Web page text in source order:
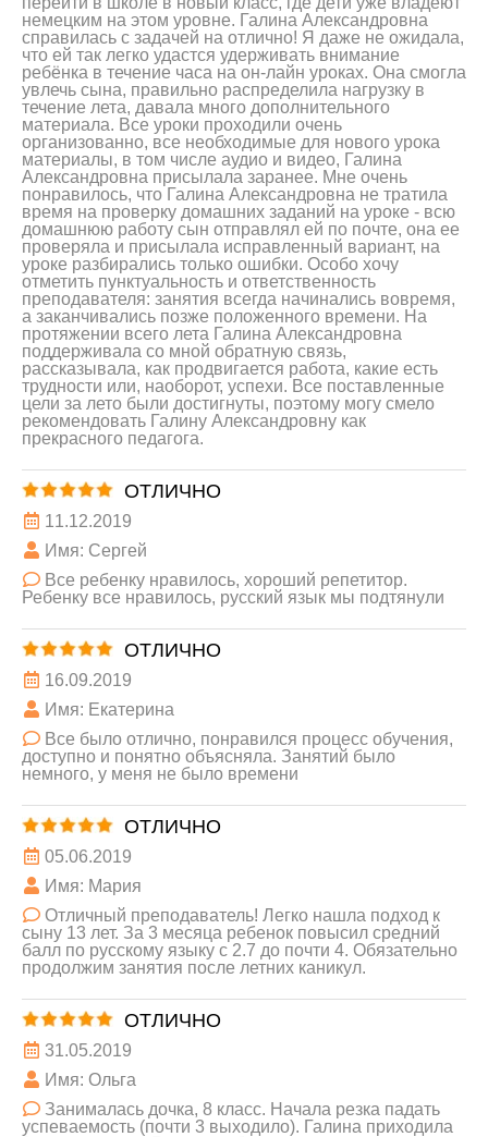
немецким на этом уровне. Галина Александровна
справилась с задачей на отлично! Я даже не ожидала,
что ей так легко удастся удерживать внимание
ребёнка в течение часа на он-лайн уроках. Она смогла
увлечь сына, правильно распределила нагрузку в
течение лета, давала много дополнительного
материала. Все уроки проходили очень
организованно, все необходимые для нового урока
материалы, в том числе аудио и видео, Галина
Александровна присылала заранее. Мне очень
понравилось, что Галина Александровна не тратила
время на проверку домашних заданий на уроке - всю
домашнюю работу сын отправлял ей по почте, она ее
проверяла и присылала исправленный вариант, на
уроке разбирались только ошибки. Особо хочу
отметить пунктуальность и ответственность
преподавателя: занятия всегда начинались вовремя,
а заканчивались позже положенного времени. На
протяжении всего лета Галина Александровна
поддерживала со мной обратную связь,
рассказывала, как продвигается работа, какие есть
трудности или, наоборот, успехи. Все поставленные
цели за лето были достигнуты, поэтому могу смело
рекомендовать Галину Александровну как
прекрасного педагога.
ОТЛИЧНО
11.12.2019
Имя: Сергей
Все ребенку нравилось, хороший репетитор.
Ребенку все нравилось, русский язык мы подтянули
ОТЛИЧНО
16.09.2019
Имя: Екатерина
Все было отлично, понравился процесс обучения,
доступно и понятно объясняла. Занятий было
немного, у меня не было времени
ОТЛИЧНО
05.06.2019
Имя: Мария
Отличный преподаватель! Легко нашла подход к
сыну 13 лет. За 3 месяца ребенок повысил средний
балл по русскому языку с 2.7 до почти 4. Обязательно
продолжим занятия после летних каникул.
ОТЛИЧНО
31.05.2019
Имя: Ольга
Занималась дочка, 8 класс. Начала резка падать
успеваемость (почти 3 выходило). Галина приходила